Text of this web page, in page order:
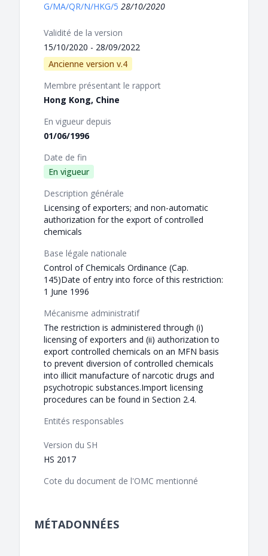
G/MA/QR/N/HKG/5 28/10/2020
Validité de la version
15/10/2020 - 28/09/2022
Ancienne version v.4
Membre présentant le rapport
Hong Kong, Chine
En vigueur depuis
01/06/1996
Date de fin
En vigueur
Description générale
Licensing of exporters; and non-automatic
authorization for the export of controlled
chemicals
Base légale nationale
Control of Chemicals Ordinance (Cap.
145)Date of entry into force of this restriction:
1 June 1996
Mécanisme administratif
The restriction is administered through (i)
licensing of exporters and (ii) authorization to
export controlled chemicals on an MFN basis
to prevent diversion of controlled chemicals
into illicit manufacture of narcotic drugs and
psychotropic substances.Import licensing
procedures can be found in Section 2.4.
Entités responsables
Version du SH
HS 2017
Cote du document de l'OMC mentionné
MÉTADONNÉES